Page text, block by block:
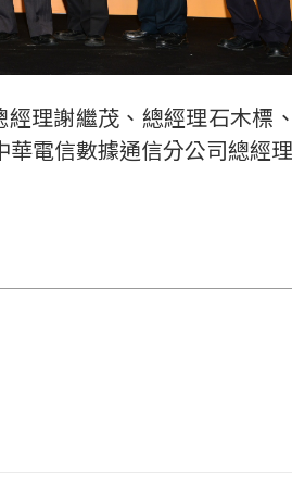
理謝繼茂、總經理石木
電信數據通信分公司總